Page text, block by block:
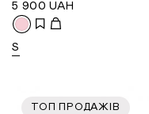
5 900 UAH
S
ТОП ПРОДАЖІВ